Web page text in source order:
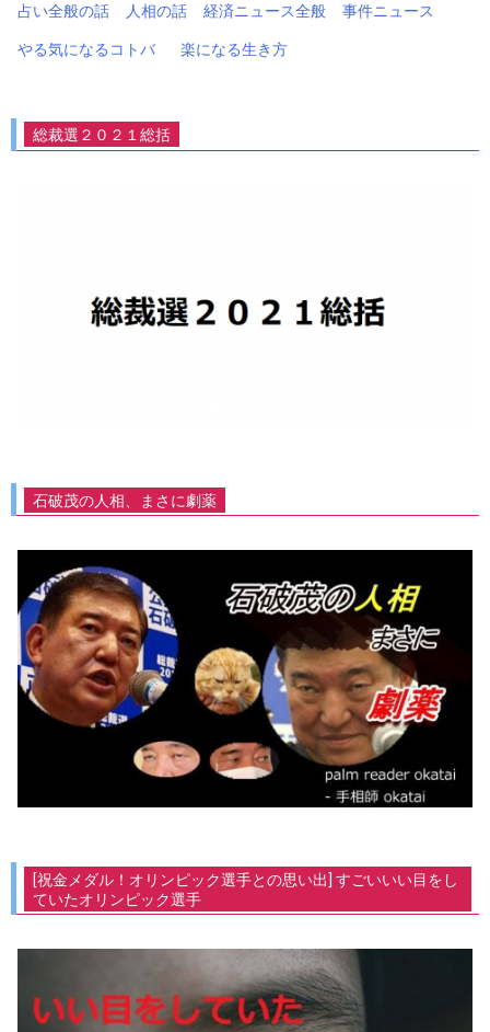
占い全般の話 人相の話 経済ニュース全般
事件ニュース
やる気になるコトバ
楽になる生き方
総裁選２０２１総括
石破茂の人相、まさに劇薬
[祝金メダル！オリンピック選手との思い出] すごいいい目をし
ていたオリンピック選手